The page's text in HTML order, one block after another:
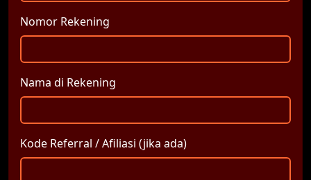
Nomor Rekening
Nama di Rekening
Kode Referral / Afiliasi (jika ada)